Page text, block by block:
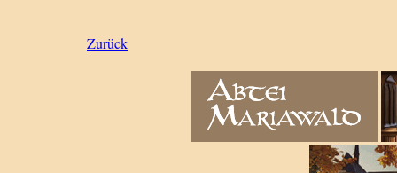
Zurück